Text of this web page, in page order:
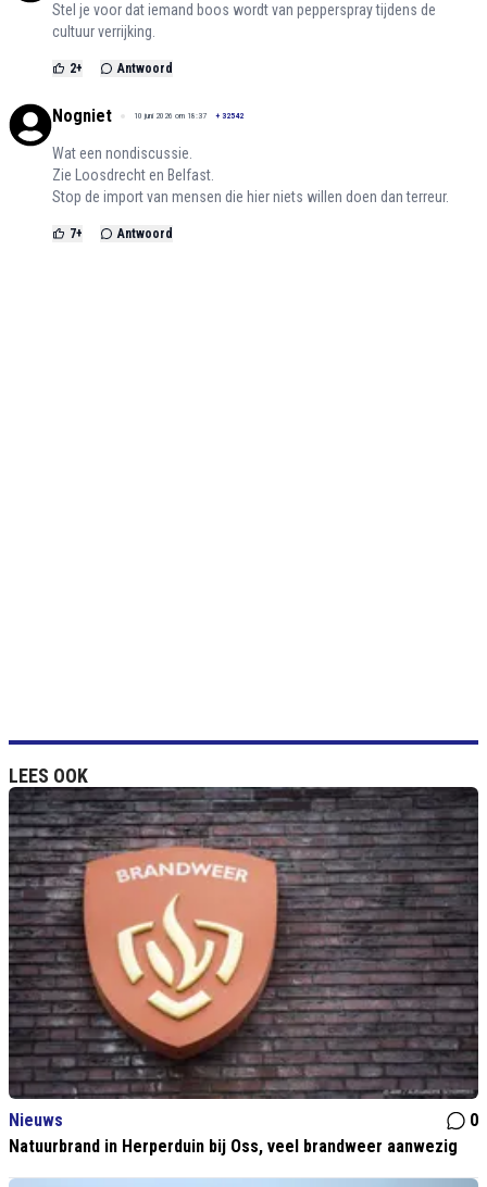
Stel je voor dat iemand boos wordt van pepperspray tijdens de
cultuur verrijking.
2+ Antwoord
Nogniet 10 juni 2026 om 18:37 + 32542
Wat een nondiscussie.
Zie Loosdrecht en Belfast.
Stop de import van mensen die hier niets willen doen dan terreur.
7+ Antwoord
LEES OOK
Nieuws
0
Natuurbrand in Herperduin bij Oss, veel brandweer aanwezig